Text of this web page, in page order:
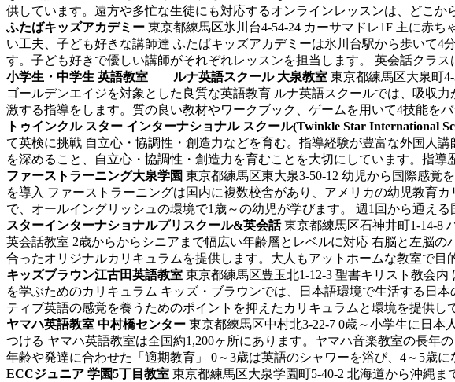
供しています。遠方や多忙な生徒にも対応するオンラインレッスンは、どこ
ふたばキッズアカデミー 東京都練馬区氷川台4-54-24 カーサマドレ1F 主に赤ち
い工夫、子ども好きな講師達 ふたばキッズアカデミーは氷川台駅から歩いて
す。子ども好きで優しい講師がそれぞれレッスンを担当します。 英会話クラス
小学生・中学生 英語教室 ルナ英語スクール 大泉教室 東京都練馬区大泉町4-
ゴールデンエイジを対象とした良質な英語教育 ルナ英語スクールでは、吸収
激する指導をします。質の良い教材やワークブック、ゲームを用いて4技能を
トゥインクル スター インターナショナル スクール(Twinkle Star International
て英検に挑戦 自立心・協調性・創造力などを育む。指導経験が豊富な外国人
を深めること、自立心・協調性・創造力を育むことを大切にしています。指
ファーストラーニング大泉学園 東京都練馬区東大泉3-50-12 幼児から国際感覚
を導入 ファーストラーニングは国内に複数校舎があり、アメリカの幼児教育
で、オールイングリッシュの環境で1歳～の幼児が学びます。 週1回から通える
スターインターナショナルプリスクール&英会話東京都練馬区石神井町1-14-8
英会話教室 2歳からからシニアまで幅広い年齢層とレベルに対応 右脳と左脳
合ったオリジナルカリキュラムを提供します。大人もアットホームな教室で
キッズブラウン江古田英語教室 東京都練馬区豊玉北1-12-3 聖書キリスト教会内
を学ぶためのカリキュラム キッズ・ブラウンでは、日本語環境で生活する日
ティブ英語の感覚を養うためのポイントを抑えたカリキュラムと環境を提供し
ヤマハ英語教室 中村橋センター 東京都練馬区中村北3-22-7 0歳～小学生に日本
つける ヤマハ英語教室は全国約1,200ヶ所にあります。ヤマハ音楽教室の長
年齢や発達に合わせた「適期教育」 0～3歳は英語のシャワーを浴び、4～5歳に
ECCジュニア 学園5丁目教室 東京都練馬区大泉学園町5-40-2 北海道から沖縄ま